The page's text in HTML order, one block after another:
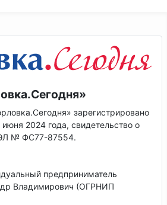
зарегистрировано
2024 года, свидетельство о
ЭЛ № ФС77-87554.
предприниматель
Владимирович (ОГРНИП